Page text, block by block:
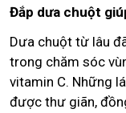
Đắp dưa chuột
Dưa chuột từ lâu
trong chăm sóc
vitamin C. Những
được thư giãn,